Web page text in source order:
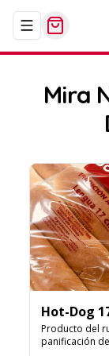
Abrir menu de
Mira
Hot-Dog
Producto del
panificación